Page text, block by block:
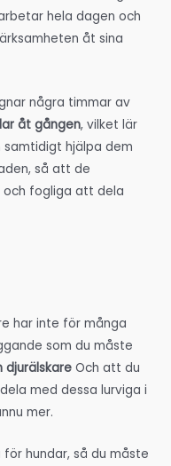
hela dagen och
åt sina
några timmar av
åt gången, vilket lär
hjälpa dem
så att de
fogliga att dela
har inte för många
som du måste
Och att du
med dessa lurviga i
mer.
hundar, så du måste